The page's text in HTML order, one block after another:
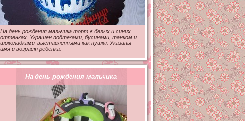
На день рождения мальчика торт в белых и синих
оттенках. Украшен подтеками, бусинами, танком и
шоколадками, выставленными как пушки. Указаны
имя и возраст ребенка.
На день рождения мальчика